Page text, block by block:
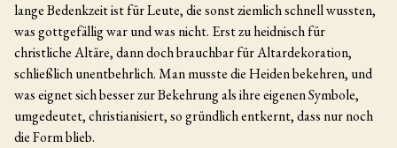
lange Bedenkzeit ist für Leute, die sonst ziemlich schnell wussten,
was gottgefällig war und was nicht. Erst zu heidnisch für
christliche Altäre, dann doch brauchbar für Altardekoration,
schließlich unentbehrlich. Man musste die Heiden bekehren, und
was eignet sich besser zur Bekehrung als ihre eigenen Symbole,
umgedeutet, christianisiert, so gründlich entkernt, dass nur noch
die Form blieb.